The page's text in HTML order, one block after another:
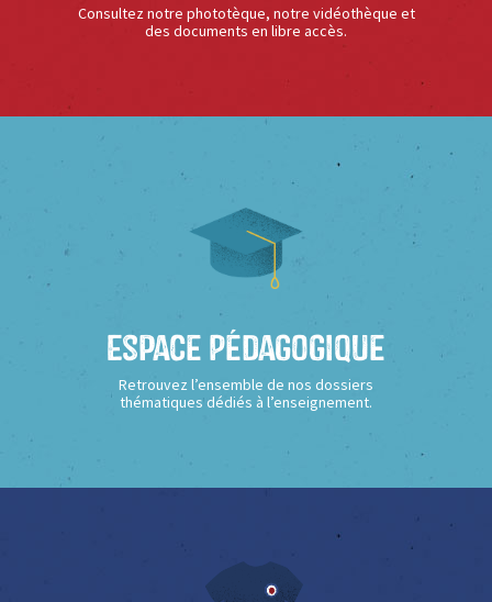
Consultez notre phototèque, notre vidéothèque et
des documents en libre accès.
Espace Pédagogique
Retrouvez l’ensemble de nos dossiers
thématiques dédiés à l’enseignement.